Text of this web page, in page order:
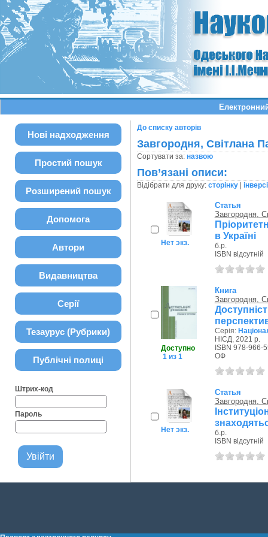
Нові надходження
Простий пошук
Розширений пошук
Допомога
Автори
Видавництва
Серії
Тезаурус (Рубрики)
Публічні полиці
Штрих-код
Пароль
До списку авторів
Завгородня, Світлана
Сортувати за: назвою
Пов’язані описи:
Відібрати для друку: сторінку|
Нет экз.
Статья
Завгородня,
в Україні
б.р.
ISBN відсутній
Доступно
1 из 1
Книга
Завгородня,
Серія:
НІСД, 2021 р.
ISBN 978-966-
ОФ
Нет экз.
Статья
Завгородня,
б.р.
ISBN відсутній